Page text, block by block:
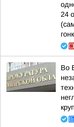
24
Во